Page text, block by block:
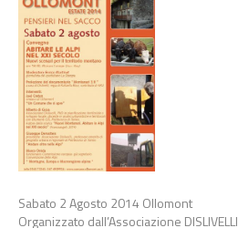
Sabato 2 Agosto 2014 Ollomont
Organizzato dall’Associazione DISLIVELLI